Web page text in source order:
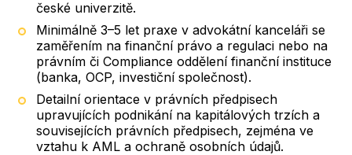
české univerzitě.
Minimálně 3–5 let praxe v advokátní kanceláři se
zaměřením na finanční právo a regulaci nebo na
právním či Compliance oddělení finanční instituce
(banka, OCP, investiční společnost).
Detailní orientace v právních předpisech
upravujících podnikání na kapitálových trzích a
souvisejících právních předpisech, zejména ve
vztahu k AML a ochraně osobních údajů.